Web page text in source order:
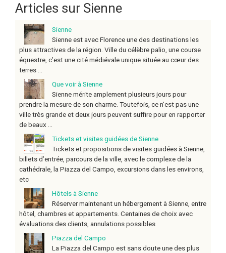
Articles sur Sienne
Sienne
Sienne est avec Florence une des destinations les
plus attractives de la région. Ville du célèbre palio, une course
équestre, c’est une cité médiévale unique située au cœur des
terres ...
Que voir à Sienne
Sienne mérite amplement plusieurs jours pour
prendre la mesure de son charme. Toutefois, ce n’est pas une
ville très grande et deux jours peuvent suffire pour en rapporter
de beaux ...
Tickets et visites guidées de Sienne
Tickets et propositions de visites guidées à Sienne,
billets d’entrée, parcours de la ville, avec le complexe de la
cathédrale, la Piazza del Campo, excursions dans les environs,
etc
Hôtels à Sienne
Réserver maintenant un hébergement à Sienne, entre
hôtel, chambres et appartements. Centaines de choix avec
évaluations des clients, annulations possibles
Piazza del Campo
La Piazza del Campo est sans doute une des plus